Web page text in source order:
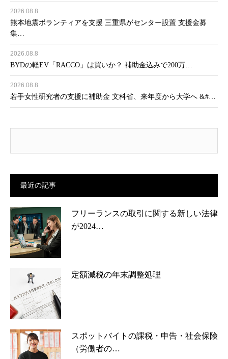
2026.08.8
熊本地震ボランティアを支援 三重県がセンター設置 支援金募
集…
2026.08.8
BYDの軽EV「RACCO」は買いか？ 補助金込みで200万…
2026.08.8
若手女性研究者の支援に補助金 文科省、来年度から大学へ &#…
最近の記事
フリーランスの取引に関する新しい法律
が2024…
定額減税の年末調整処理
スポットバイトの課税・申告・社会保険
（労働者の…